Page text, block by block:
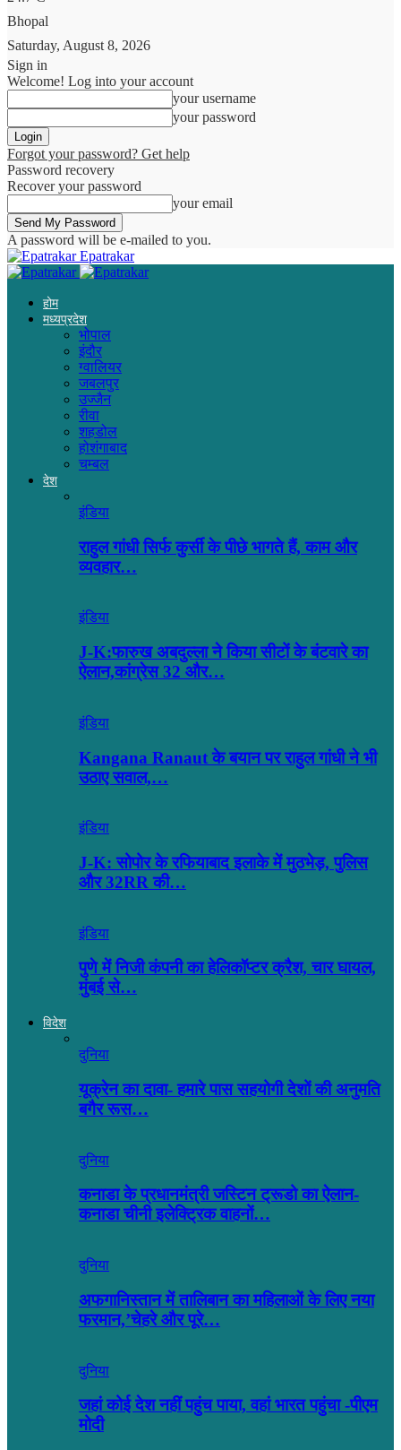
Bhopal
Saturday, August 8, 2026
Sign in
Welcome! Log into your account
your username
your password
Forgot your password? Get help
Password recovery
Recover your password
your email
A password will be e-mailed to you.
Epatrakar
होम
मध्यप्रदेश
भोपाल
इंदौर
ग्वालियर
जबलपुर
उज्जैन
रीवा
शहडोल
होशंगाबाद
चम्बल
देश
इंडिया
राहुल गांधी सिर्फ कुर्सी के पीछे भागते हैं, काम और
व्यवहार…
इंडिया
J-K:फारुख अबदुल्ला ने किया सीटों के बंटवारे का
ऐलान,कांग्रेस 32 और…
इंडिया
Kangana Ranaut के बयान पर राहुल गांधी ने भी
उठाए सवाल,…
इंडिया
J-K: सोपोर के रफियाबाद इलाके में मुठभेड़, पुलिस
और 32RR की…
इंडिया
पुणे में निजी कंपनी का हेलिकॉप्टर क्रैश, चार घायल,
मुंबई से…
विदेश
दुनिया
यूक्रेन का दावा- हमारे पास सहयोगी देशों की अनुमति
बगैर रूस…
दुनिया
कनाडा के प्रधानमंत्री जस्टिन ट्रूडो का ऐलान-
कनाडा चीनी इलेक्ट्रिक वाहनों…
दुनिया
अफगानिस्तान में तालिबान का महिलाओं के लिए नया
फरमान,’चेहरे और पूरे…
दुनिया
जहां कोई देश नहीं पहुंच पाया, वहां भारत पहुंचा -पीएम
मोदी